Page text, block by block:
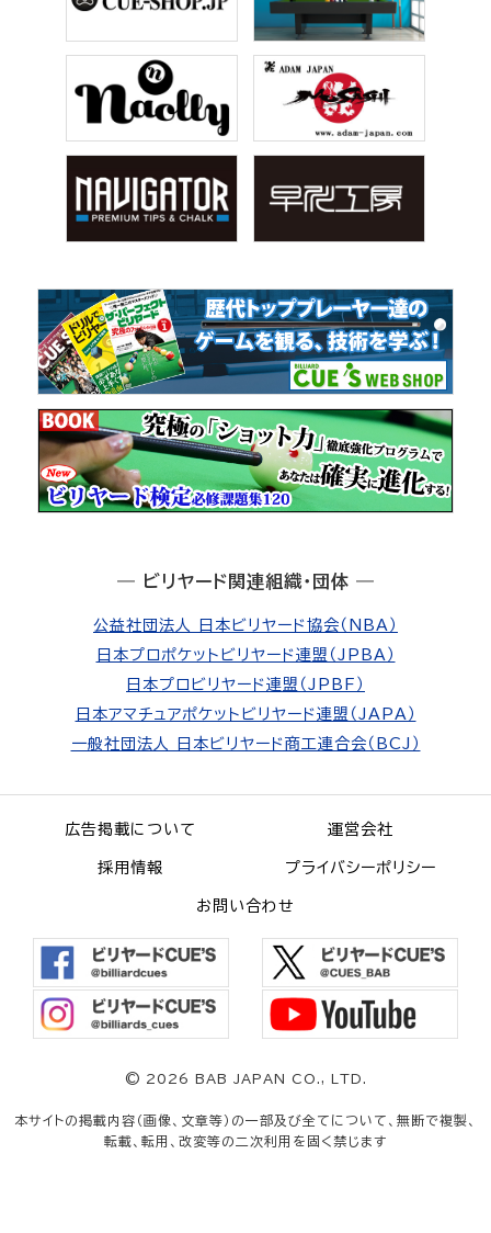
― ビリヤード関連組織・団体 ―
公益社団法人 日本ビリヤード協会（NBA）
日本プロポケットビリヤード連盟（JPBA）
日本プロビリヤード連盟（JPBF）
日本アマチュアポケットビリヤード連盟（JAPA）
一般社団法人 日本ビリヤード商工連合会（BCJ）
広告掲載について 運営会社
採用情報 プライバシーポリシー
お問い合わせ
© 2026 BAB JAPAN CO., LTD.
本サイトの掲載内容（画像、文章等）の一部及び全てについて、無断で複製、
転載、転用、改変等の二次利用を固く禁じます